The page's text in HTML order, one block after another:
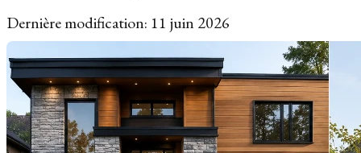
Dernière modification: 11 juin 2026